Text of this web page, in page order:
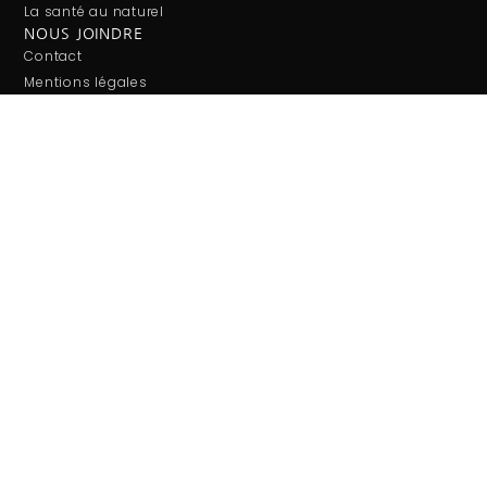
La santé au naturel
NOUS JOINDRE
Contact
Mentions légales